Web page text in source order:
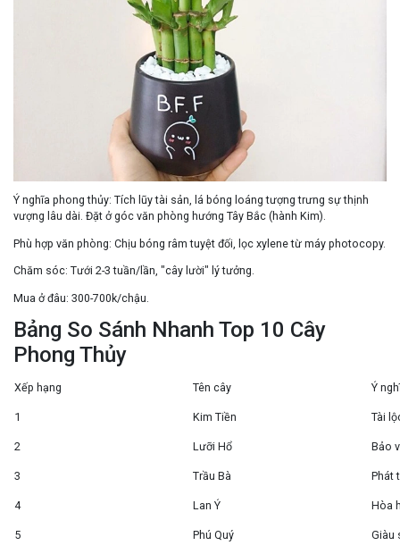
Ý nghĩa phong thủy: Tích lũy tài sản, lá bóng loáng tượng trưng sự thịnh
vượng lâu dài. Đặt ởgóc văn phòng hướng Tây Bắc (hành Kim).
Phù hợp văn phòng: Chịu bóng râm tuyệt đối, lọc xylene từ máy photocopy.
Chăm sóc: Tưới 2-3 tuần/lần, "cây lười" lý tưởng.
Mua ở đâu: 300-700k/chậu.
Bảng So Sánh Nhanh Top 10 Cây
Phong Thủy
Xếp hạng Tên cây Ý
1 Kim Tiền Tài
2 Lưỡi Hổ Bảo
3 Trầu Bà Phát
4 Lan Ý Hòa
5 Phú Quý Giàu